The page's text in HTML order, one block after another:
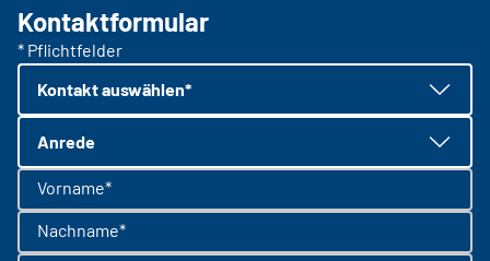
Kontaktformular
* Pflichtfelder
Kontakt auswählen*
Anrede
Vorname*
Nachname*